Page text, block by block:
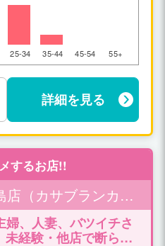
25-34 35-44 45-54 55+
詳細を見る
するお店!!
（カサブランカグ
プ）
、人妻、バツイチさ
経験・他店で断られ